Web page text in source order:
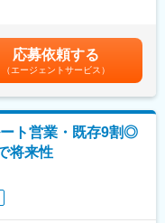
を総合的に考慮したうえ
適切な役職をご用意いた
アで、営業と技術、その
ています。
ションを活発化するだけ
常備するなど、人財を大
日での勤務があります（振
等）
変圧器、空気圧縮機等）
顧客訪問を行い、当社の
ただきます（目安：約半
入社後の役職については、
し、適切なポジションを
年6月実績）■賞与：年2回
7.2ヶ月分）賃金はあくまで
下する可能性があります。
。
応募依頼する
（エージェントサービス）
ト営業・既存9割◎
将来性